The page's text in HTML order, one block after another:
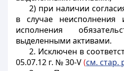
2) при наличии
в случае неисполнения
исполнения
выделенными активами.
2. Исключен в
05.07.12 г. № 30-V(см. стар.